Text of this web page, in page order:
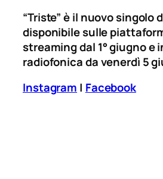
“Triste” è il nuovo singolo
disponibile sulle
streaming dal 1° giugno e
radiofonica da venerdì 5
Instagram | Facebook